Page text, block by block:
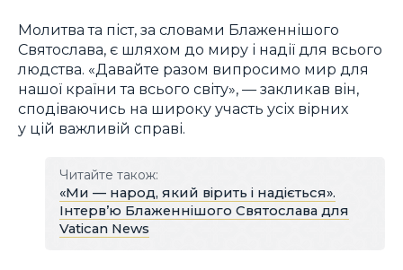
Молитва та піст, за словами Блаженнішого
Святослава, є шляхом до миру і надії для всього
людства. «Давайте разом випросимо мир для
нашої країни та всього світу», — закликав він,
сподіваючись на широку участь усіх вірних
у цій важливій справі.
Читайте також:
«Ми — народ, який вірить і надіється».
Інтерв’ю Блаженнішого Святослава для
Vatican News